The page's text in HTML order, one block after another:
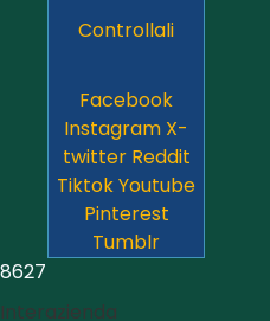
Controllali
Facebook
Instagram X-
twitter Reddit
TiktokYoutube
Pinterest
Tumblr
8627
Interazienda